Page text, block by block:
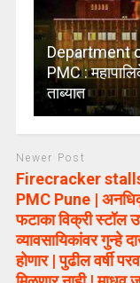
Department
PMC :
ताब्यात
Newer Post
Firecracker
PMC Pune |
फटाका विक्री स्टॉल
व्यावसायिकांवर गुन्हे
होणार | पुढील वर्षी